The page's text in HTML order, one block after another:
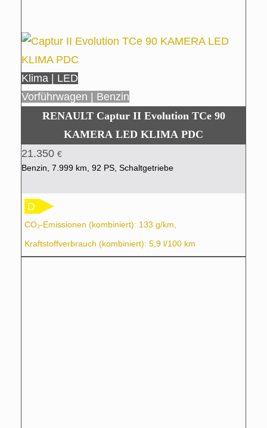
Klima | LED
Vorführwagen | Benzin
RENAULT Captur II Evolution TCe 90
KAMERA LED KLIMA PDC
21.350 €
Benzin, 7.999 km, 92 PS, Schaltgetriebe
D
CO₂-Emissionen (kombiniert): 133 g/km,
Kraftstoffverbrauch (kombiniert): 5,9 l/100 km